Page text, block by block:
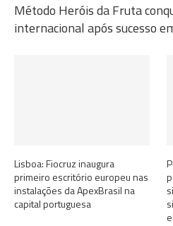
Método Heróis da Fruta
internacional após sucesso
Lisboa: Fiocruz inaugura
primeiro escritório europeu nas
instalações da ApexBrasil na
capital portuguesa